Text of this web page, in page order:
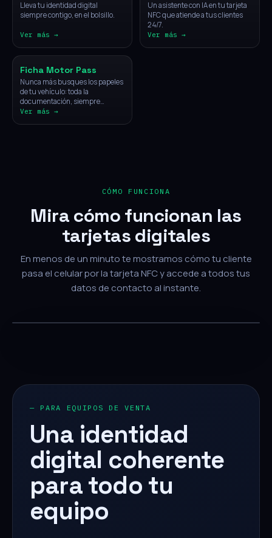
Lleva tu identidad digital
siempre contigo, en el bolsillo.
Ver más →
Un asistente con IA en tu tarjeta
NFC que atiende a tus clientes
24/7.
Ver más →
Vehículos
Ficha Motor Pass
Nunca más busques los papeles
de tu vehículo: toda la
documentación, siempre
disponible con un solo toque.
Ver más →
CÓMO FUNCIONA
Mira cómo funcionan las
tarjetas digitales
En menos de un minuto te mostramos cómo tu cliente
pasa el celular por la tarjeta NFC y accede a todos tus
datos de contacto al instante.
— PARA EQUIPOS DE VENTA
Una identidad
digital coherente
para todo tu
equipo